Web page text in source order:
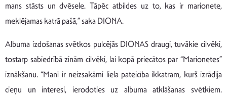
mans stāsts un dvēsele. Tāpēc atbildes uz to, kas ir marionete,
meklējamas katrā pašā,” saka DIONA.
Albuma izdošanas svētkos pulcējās DIONAS draugi, tuvākie cilvēki,
tostarp sabiedrībā zinām cilvēki, lai kopā priecātos par “Marionetes”
iznākšanu. “Manī ir neizsakāmi liela pateicība ikkatram, kurš izrādīja
cieņu un interesi, ierodoties uz albuma atklāšanas svētkiem.